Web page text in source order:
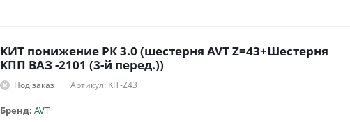
КИТ понижение РК 3.0 (шестерня AVT Z=43+Шестерня
КПП ВАЗ -2101 (3-й перед.))
Под заказ Артикул: KIT-Z43
Бренд: AVT